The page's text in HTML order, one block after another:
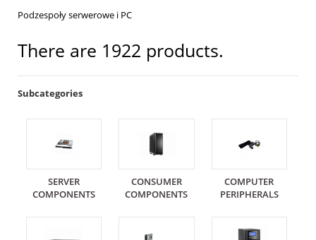
Podzespoły serwerowe i PC
There are 1922 products.
Subcategories
SERVER
COMPONENTS
CONSUMER
COMPONENTS
COMPUTER
PERIPHERALS